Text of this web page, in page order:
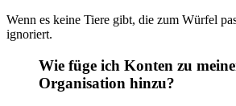
Wenn es keine Tiere gibt, die zum Würfel
ignoriert.
Wie füge ich Konten zu
Organisation hinzu?